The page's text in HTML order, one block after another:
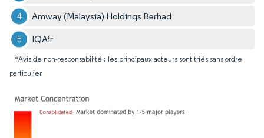
Amway (Malaysia) Holdings Berhad
IQAir
*Avis de non-responsabilité : les principaux acteurs sont triés sans ordre
particulier